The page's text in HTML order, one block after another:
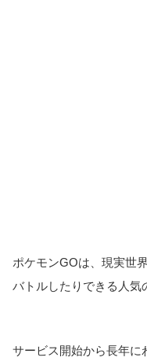
ポケモンGOは、現実世
バトルしたりできる人気
サービス開始から長年に